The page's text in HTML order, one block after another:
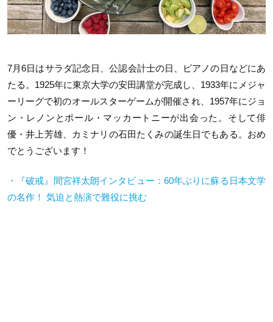
7月6日はサラダ記念日、公認会計士の日、ピアノの日などにあ
たる。1925年に東京大学の安田講堂が完成し、1933年にメジャ
ーリーグで初のオールスターゲームが開催され、1957年にジョ
ン・レノンとポール・マッカートニーが出会った。そして俳
優・井上芳雄、カミナリの石田たくみの誕生日でもある。おめ
でとうございます！
・『破戒』間宮祥太朗インタビュー：60年ぶりに蘇る日本文学
の名作！ 気迫と熱演で難役に挑む